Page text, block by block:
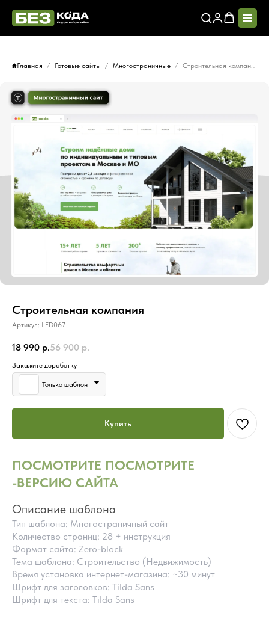
Главная Готовые сайты Многостраничные
Строительная компания
Артикул: LED067
18 990 р.56 900 р.
Закажите доработку
Только шаблон
Купить
ПОСМОТРИТЕ ПОСМОТРИТЕ
-ВЕРСИЮ САЙТА
Описание шаблона
Тип шаблона: Многостраничный сайт
Количество страниц: 28 + инструкция
Формат сайта: Zero-block
Тема шаблона: Строительство (Недвижимость)
Время установка интернет-магазина: ~30 минут
Шрифт для заголовков: Tilda Sans
Шрифт для текста: Tilda Sans